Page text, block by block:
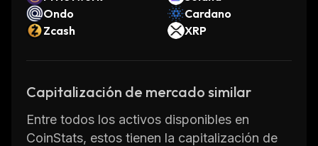
Ondo
Cardano
Zcash
XRP
Capitalización de mercado similar
Entre todos los activos disponibles en
CoinStats, estos tienen la capitalización de